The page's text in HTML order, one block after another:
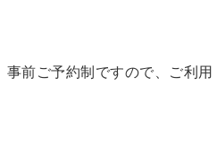
事前ご予約制ですので、ご利用